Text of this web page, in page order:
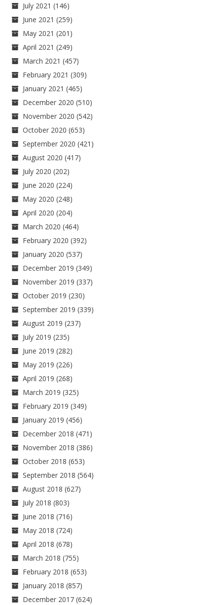
July 2021 (146)
June 2021 (259)
May 2021 (201)
April 2021 (249)
March 2021 (457)
February 2021 (309)
January 2021 (465)
December 2020 (510)
November 2020 (542)
October 2020 (653)
September 2020 (421)
August 2020 (417)
July 2020 (202)
June 2020 (224)
May 2020 (248)
April 2020 (204)
March 2020 (464)
February 2020 (392)
January 2020 (537)
December 2019 (349)
November 2019 (337)
October 2019 (230)
September 2019 (339)
August 2019 (237)
July 2019 (235)
June 2019 (282)
May 2019 (226)
April 2019 (268)
March 2019 (325)
February 2019 (349)
January 2019 (456)
December 2018 (471)
November 2018 (386)
October 2018 (653)
September 2018 (564)
August 2018 (627)
July 2018 (803)
June 2018 (716)
May 2018 (724)
April 2018 (678)
March 2018 (755)
February 2018 (653)
January 2018 (857)
December 2017 (624)